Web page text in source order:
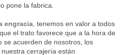
pone la fabrica.
engracia, tenemos en valor a todos
el trato favorece que a la hora de
se acuerden de nosotros, los
cerrajería están